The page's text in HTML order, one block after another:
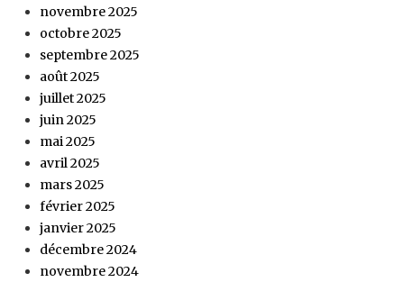
novembre 2025
octobre 2025
septembre 2025
août 2025
juillet 2025
juin 2025
mai 2025
avril 2025
mars 2025
février 2025
janvier 2025
décembre 2024
novembre 2024